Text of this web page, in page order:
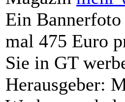
Ein Bannerfoto
mal 475 Euro
Sie in GT
Herausgeber: